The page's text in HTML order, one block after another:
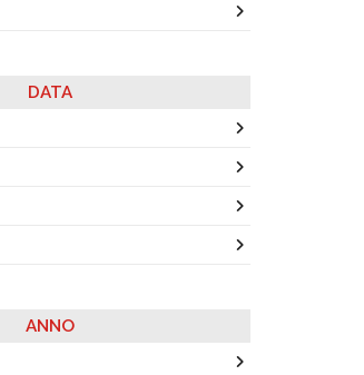
DATA
ANNO